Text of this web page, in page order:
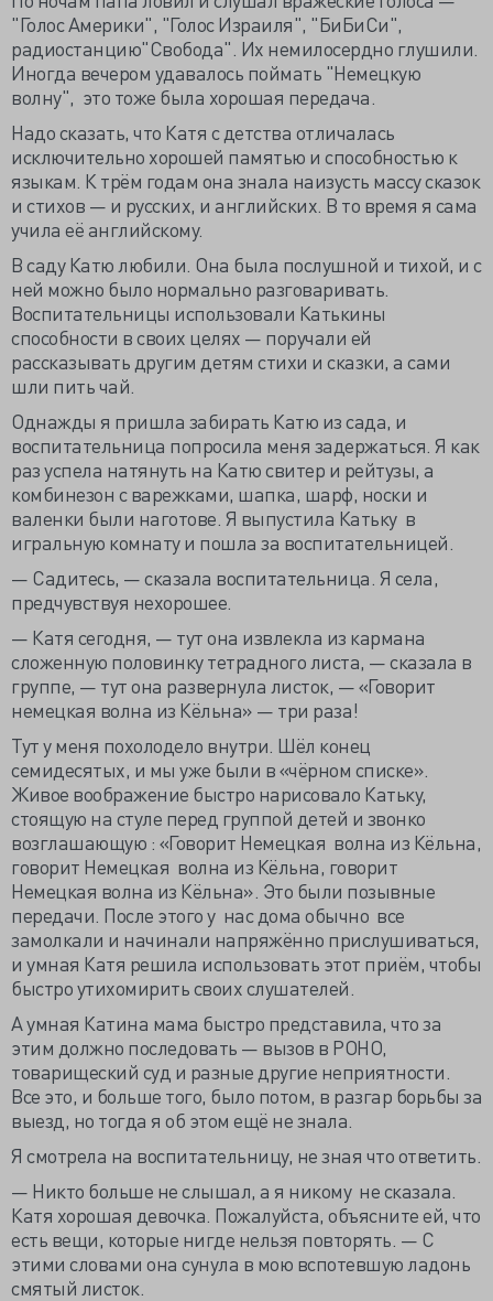
"Голос Америки", "Голос Израиля", "БиБиСи",
радиостанцию"Свобода". Их немилосердно глушили.
Иногда вечером удавалось поймать "Немецкую
волну", это тоже была хорошая передача.
Надо сказать, что Катя с детства отличалась
исключительно хорошей памятью и способностью к
языкам. К трём годам она знала наизусть массу сказок
и стихов — и русских, и английских. В то время я сама
учила её английскому.
В саду Катю любили. Она была послушной и тихой, и с
ней можно было нормально разговаривать.
Воспитательницы использовали Катькины
способности в своих целях — поручали ей
рассказывать другим детям стихи и сказки, а сами
шли пить чай.
Однажды я пришла забирать Катю из сада, и
воспитательница попросила меня задержаться. Я как
раз успела натянуть на Катю свитер и рейтузы, а
комбинезон с варежками, шапка, шарф, носки и
валенки были наготове. Я выпустила Катьку в
игральную комнату и пошла за воспитательницей.
— Садитесь, — сказала воспитательница. Я села,
предчувствуя нехорошее.
— Катя сегодня, — тут она извлекла из кармана
сложенную половинку тетрадного листа, — сказала в
группе, — тут она развернула листок, — «Говорит
немецкая волна из Кёльна» — три раза!
Тут у меня похолодело внутри. Шёл конец
семидесятых, и мы уже были в «чёрном списке».
Живое воображение быстро нарисовало Катьку,
стоящую на стуле перед группой детей и звонко
возглашающую : «Говорит Немецкая волна из Кёльна,
говорит Немецкая волна из Кёльна, говорит
Немецкая волна из Кёльна». Это были позывные
передачи. После этого у нас дома обычно все
замолкали и начинали напряжённо прислушиваться,
и умная Катя решила использовать этот приём, чтобы
быстро утихомирить своих слушателей.
А умная Катина мама быстро представила, что за
этим должно последовать — вызов в РОНО,
товарищеский суд и разные другие неприятности.
Все это, и больше того, было потом, в разгар борьбы за
выезд, но тогда я об этом ещё не знала.
Я смотрела на воспитательницу, не зная что ответить.
— Никто больше не слышал, а я никому не сказала.
Катя хорошая девочка. Пожалуйста, объясните ей, что
есть вещи, которые нигде нельзя повторять. — С
этими словами она сунула в мою вспотевшую ладонь
смятый листок.